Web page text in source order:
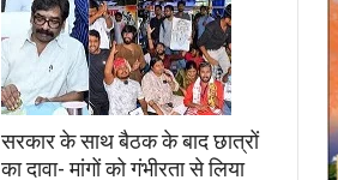
सरकार के साथ बैठक के बाद छात्रों
का दावा- मांगों को गंभीरता से लिया